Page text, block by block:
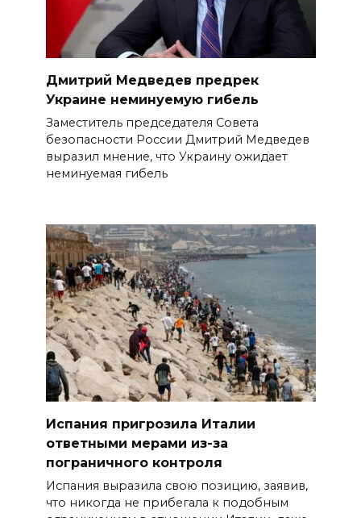
Дмитрий Медведев предрек
Украине неминуемую гибель
Заместитель председателя Совета
безопасности России Дмитрий Медведев
выразил мнение, что Украину ожидает
неминуемая гибель
Испания пригрозила Италии
ответными мерами из-за
пограничного контроля
Испания выразила свою позицию, заявив,
что никогда не прибегала к подобным